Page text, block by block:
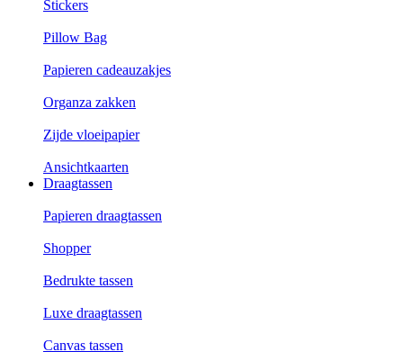
Stickers
Pillow Bag
Papieren cadeauzakjes
Organza zakken
Zijde vloeipapier
Ansichtkaarten
Draagtassen
Papieren draagtassen
Shopper
Bedrukte tassen
Luxe draagtassen
Canvas tassen